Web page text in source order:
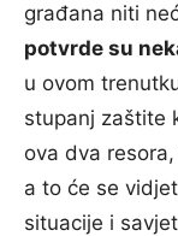
građana niti
potvrde su
u ovom
stupanj zaštite
ova dva
a to će se
situacije i